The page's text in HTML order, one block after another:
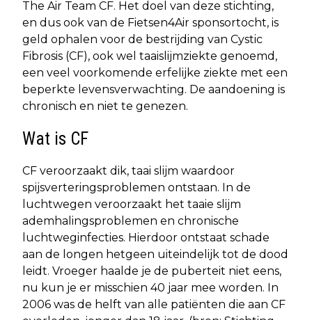
The Air Team CF. Het doel van deze stichting,
en dus ook van de Fietsen4Air sponsortocht, is
geld ophalen voor de bestrijding van Cystic
Fibrosis (CF), ook wel taaislijmziekte genoemd,
een veel voorkomende erfelijke ziekte met een
beperkte levensverwachting. De aandoening is
chronisch en niet te genezen.
Wat is CF
CF veroorzaakt dik, taai slijm waardoor
spijsverteringsproblemen ontstaan. In de
luchtwegen veroorzaakt het taaie slijm
ademhalingsproblemen en chronische
luchtweginfecties. Hierdoor ontstaat schade
aan de longen hetgeen uiteindelijk tot de dood
leidt. Vroeger haalde je de puberteit niet eens,
nu kun je er misschien 40 jaar mee worden. In
2006 was de helft van alle patiënten die aan CF